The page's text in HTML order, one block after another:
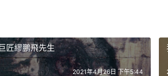
匠繆鵬飛先生
2021年4月26日 下午5:44